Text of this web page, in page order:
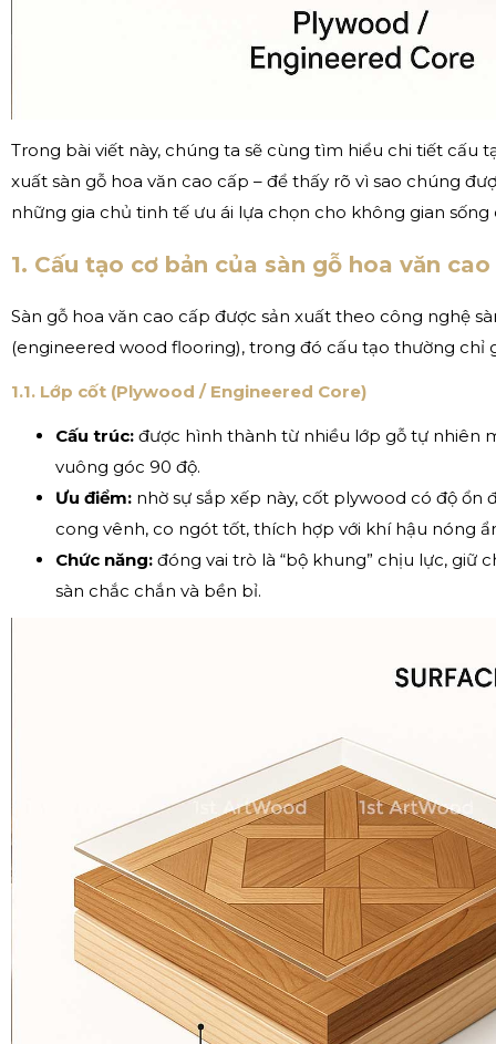
Trong bài viết này, chúng ta sẽ cùng tìm hiểu chi tiết cấu
xuất sàn gỗ hoa văn cao cấp – để thấy rõ vì sao chúng
những gia chủ tinh tế ưu ái lựa chọn cho không gian sống
1. Cấu tạo cơ bản của sàn gỗ hoa văn
Sàn gỗ hoa văn cao cấp được sản xuất theo công nghệ
(engineered wood flooring), trong đó cấu tạo thường chỉ
1.1. Lớp cốt (Plywood / Engineered Core)
Cấu trúc: được hình thành từ nhiều lớp gỗ tự nhiên
vuông góc 90 độ.
Ưu điểm: nhờ sự sắp xếp này, cốt plywood có độ ổn
cong vênh, co ngót tốt, thích hợp với khí hậu nóng
Chức năng: đóng vai trò là “bộ khung” chịu lực, giữ
sàn chắc chắn và bền bỉ.